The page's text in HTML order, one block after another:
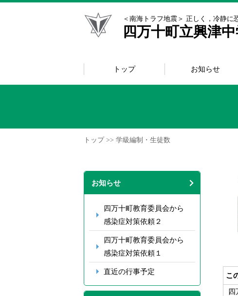
＜南海トラフ地震＞ 正しく，冷静に
四万十町立興津
トップ お知らせ
トップ>> 学級編制・生徒数
こ
四
お知らせ
四万十町教育委員会から
感染症対策依頼２
四万十町教育委員会から
感染症対策依頼１
直近の行事予定